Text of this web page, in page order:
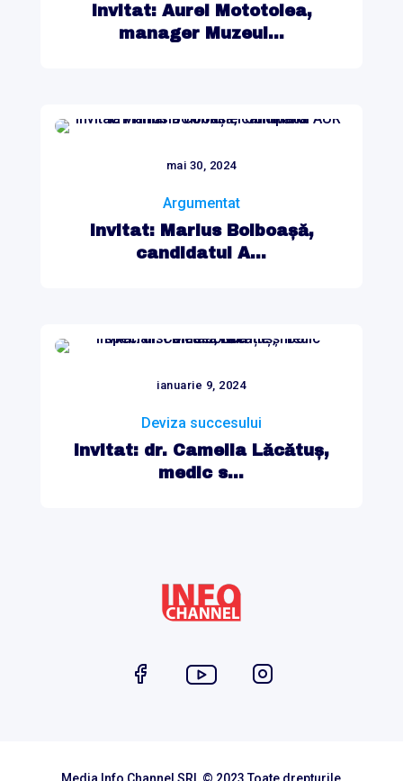
Invitat: Aurel Mototolea,
manager Muzeul...
mai 30, 2024
Argumentat
Invitat: Marius Bolboașă,
candidatul A...
ianuarie 9, 2024
Deviza succesului
Invitat: dr. Camelia Lăcătuș,
medic s...
Media Info Channel SRL © 2023 Toate drepturile